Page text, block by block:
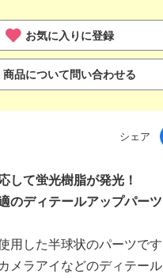
お気に入りに登録
商品について問い合わせる
シェア
して蛍光樹脂が発光！
のディテールアップパーツ
用した半球状のパーツで
メラアイなどのディテー